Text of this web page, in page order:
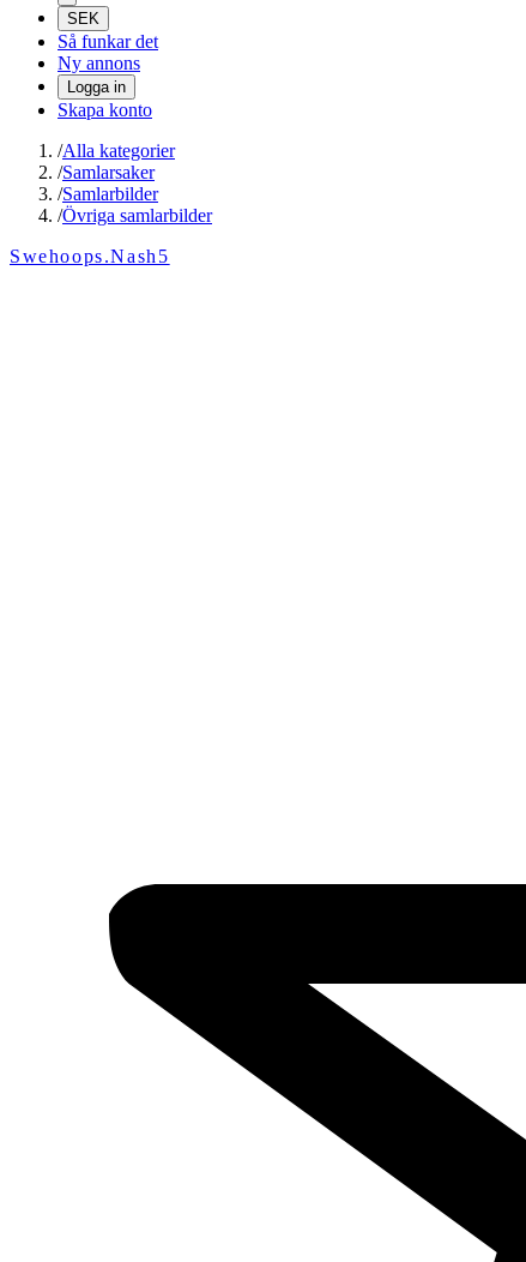
SEK
Så funkar det
Ny annons
Logga in
Skapa konto
/Alla kategorier
/Samlarsaker
/Samlarbilder
/Övriga samlarbilder
Swehoops.Nash5